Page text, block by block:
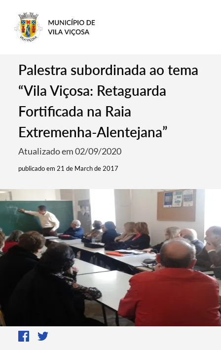
Palestra subordinada ao tema
“Vila Viçosa: Retaguarda
Fortificada na Raia
Extremenha-Alentejana”
Atualizado em 02/09/2020
publicado em 21 de March de 2017